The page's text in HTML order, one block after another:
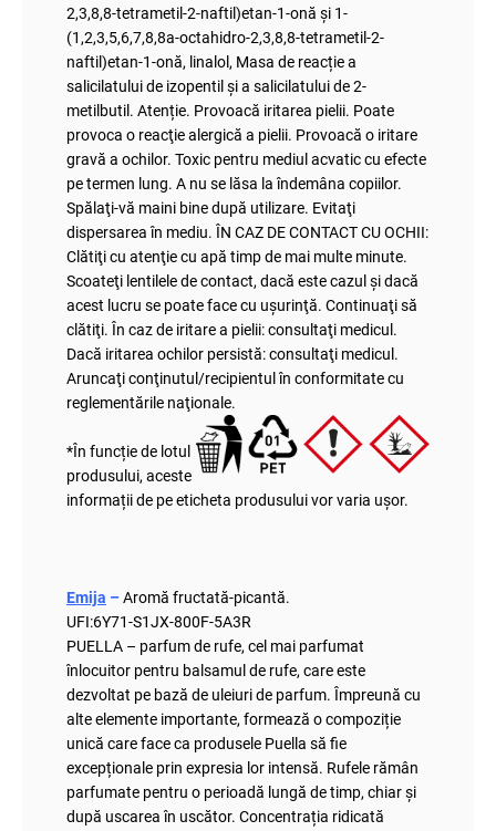
2,3,8,8-tetrametil-2-naftil)etan-1-onă și 1-
(1,2,3,5,6,7,8,8a-octahidro-2,3,8,8-tetrametil-2-
naftil)etan-1-onă, linalol, Masa de reacție a
salicilatului de izopentil și a salicilatului de 2-
metilbutil. Atenție. Provoacă iritarea pielii. Poate
provoca o reacţie alergică a pielii. Provoacă o iritare
gravă a ochilor. Toxic pentru mediul acvatic cu efecte
pe termen lung. A nu se lăsa la îndemâna copiilor.
Spălaţi-vă maini bine după utilizare. Evitaţi
dispersarea în mediu. ÎN CAZ DE CONTACT CU OCHII:
Clătiţi cu atenţie cu apă timp de mai multe minute.
Scoateţi lentilele de contact, dacă este cazul și dacă
acest lucru se poate face cu ușurinţă. Continuaţi să
clătiţi. În caz de iritare a pielii: consultaţi medicul.
Dacă iritarea ochilor persistă: consultaţi medicul.
Aruncaţi conţinutul/recipientul în conformitate cu
reglementările naţionale.
*În funcție de lotul
produsului, aceste
informații de pe eticheta produsului vor varia ușor.
Emija – Aromă fructată-picantă.
UFI:6Y71-S1JX-800F-5A3R
PUELLA – parfum de rufe, cel mai parfumat
înlocuitor pentru balsamul de rufe, care este
dezvoltat pe bază de uleiuri de parfum. Împreună cu
alte elemente importante, formează o compoziție
unică care face ca produsele Puella să fie
excepționale prin expresia lor intensă. Rufele rămân
parfumate pentru o perioadă lungă de timp, chiar și
după uscarea în uscător. Concentrația ridicată